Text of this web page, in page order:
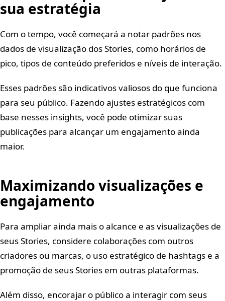
sua estratégia
Com o tempo, você começará a notar padrões nos
dados de visualização dos Stories, como horários de
pico, tipos de conteúdo preferidos e níveis de interação.
Esses padrões são indicativos valiosos do que funciona
para seu público. Fazendo ajustes estratégicos com
base nesses insights, você pode otimizar suas
publicações para alcançar um engajamento ainda
maior.
Maximizando visualizações e
engajamento
Para ampliar ainda mais o alcance e as visualizações de
seus Stories, considere colaborações com outros
criadores ou marcas, o uso estratégico de hashtags e a
promoção de seus Stories em outras plataformas.
Além disso, encorajar o público a interagir com seus